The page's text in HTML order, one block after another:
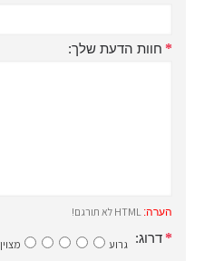
חוות הדעת שלך:
הערה:
דרוג: גרוע מצוין